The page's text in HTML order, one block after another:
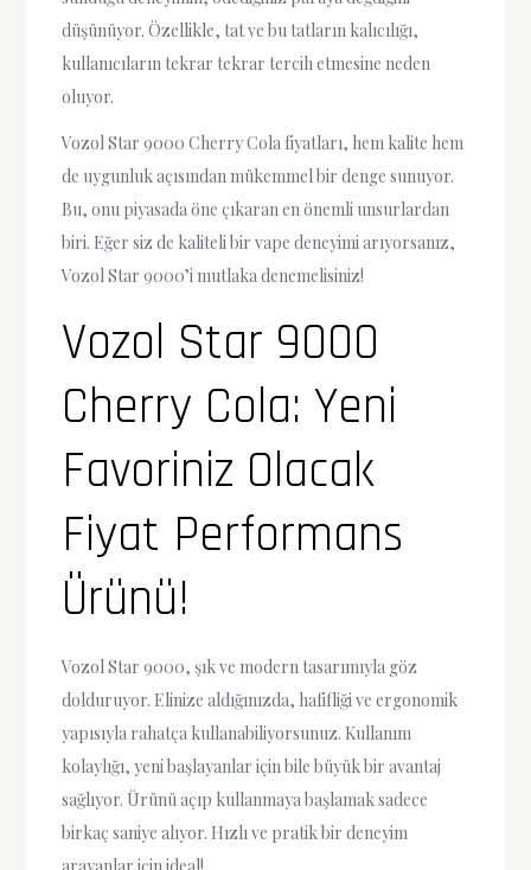
düşünüyor. Özellikle, tat ve bu tatların kalıcılığı,
kullanıcıların tekrar tekrar tercih etmesine neden
oluyor.
Vozol Star 9000 Cherry Cola fiyatları, hem kalite hem
de uygunluk açısından mükemmel bir denge sunuyor.
Bu, onu piyasada öne çıkaran en önemli unsurlardan
biri. Eğer siz de kaliteli bir vape deneyimi arıyorsanız,
Vozol Star 9000’i mutlaka denemelisiniz!
Vozol Star 9000
Cherry Cola: Yeni
Favoriniz Olacak
Fiyat Performans
Ürünü!
Vozol Star 9000, şık ve modern tasarımıyla göz
dolduruyor. Elinize aldığınızda, hafifliği ve ergonomik
yapısıyla rahatça kullanabiliyorsunuz. Kullanım
kolaylığı, yeni başlayanlar için bile büyük bir avantaj
sağlıyor. Ürünü açıp kullanmaya başlamak sadece
birkaç saniye alıyor. Hızlı ve pratik bir deneyim